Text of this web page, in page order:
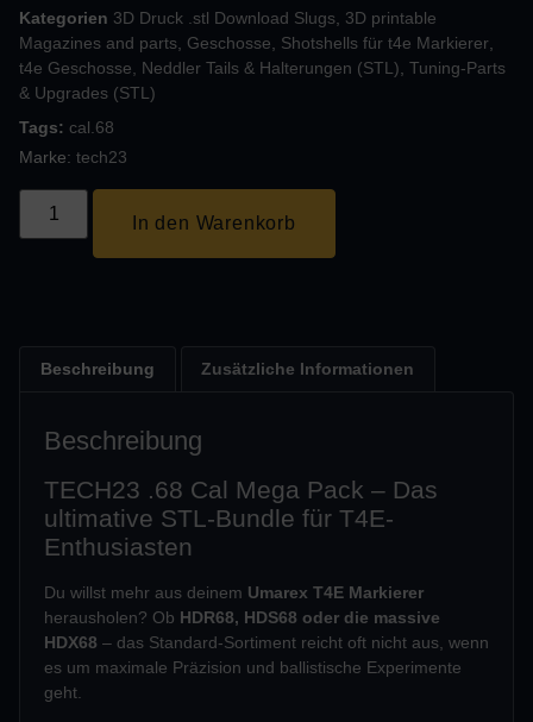
Kategorien 3D Druck .stl Download Slugs
3D printable
Magazines and parts
Geschosse Shotshells für t4e Markierer
t4e Geschosse, Neddler Tails & Halterungen (STL) Tuning-Parts
& Upgrades (STL)
Tags: cal.68
Marke: tech23
In den Warenkorb
Beschreibung Zusätzliche Informationen
Beschreibung
TECH23 .68 Cal Mega Pack – Das
ultimative STL-Bundle für T4E-
Enthusiasten
Du willst mehr aus deinem Umarex T4E Markierer
herausholen? Ob HDR68, HDS68 oder die massive
HDX68 – das Standard-Sortiment reicht oft nicht aus, wenn
es um maximale Präzision und ballistische Experimente
geht.